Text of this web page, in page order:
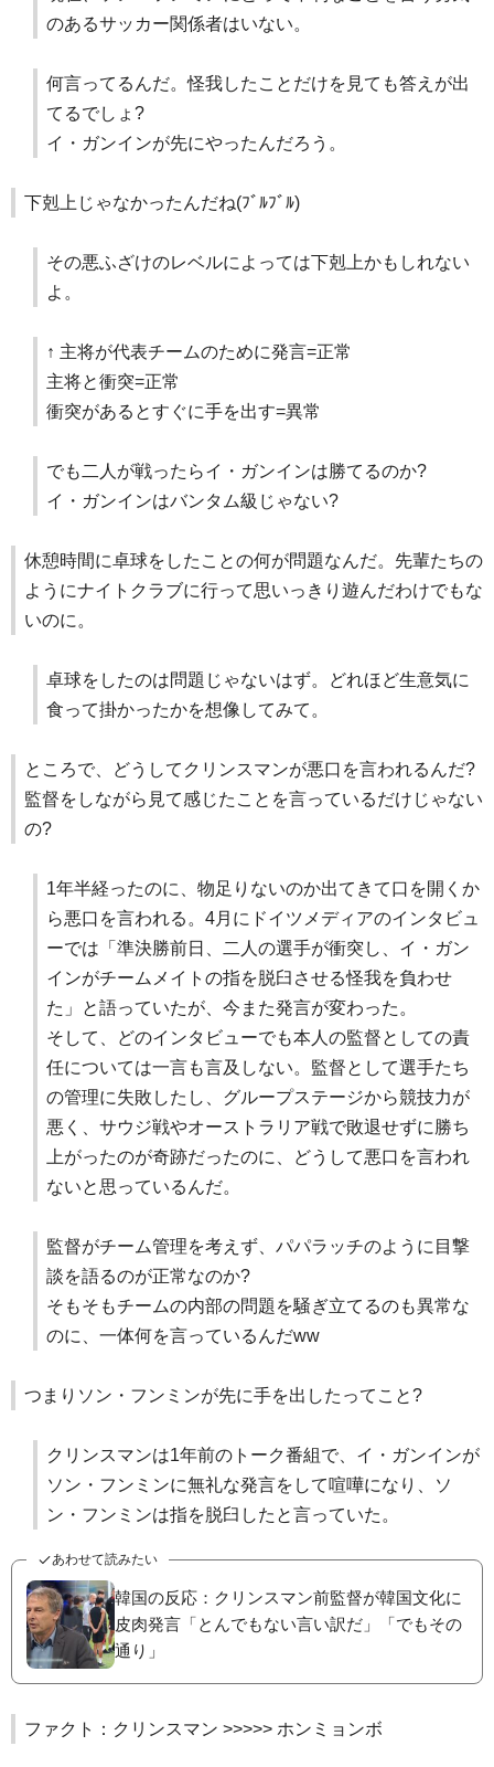
のあるサッカー関係者はいない。
何言ってるんだ。怪我したことだけを見ても答えが出
てるでしょ?
イ・ガンインが先にやったんだろう。
下剋上じゃなかったんだね(ﾌﾞﾙﾌﾞﾙ)
その悪ふざけのレベルによっては下剋上かもしれない
よ。
↑ 主将が代表チームのために発言=正常
主将と衝突=正常
衝突があるとすぐに手を出す=異常
でも二人が戦ったらイ・ガンインは勝てるのか?
イ・ガンインはバンタム級じゃない?
休憩時間に卓球をしたことの何が問題なんだ。先輩たちの
ようにナイトクラブに行って思いっきり遊んだわけでもな
いのに。
卓球をしたのは問題じゃないはず。どれほど生意気に
食って掛かったかを想像してみて。
ところで、どうしてクリンスマンが悪口を言われるんだ?
監督をしながら見て感じたことを言っているだけじゃない
の?
1年半経ったのに、物足りないのか出てきて口を開くか
ら悪口を言われる。4月にドイツメディアのインタビュ
ーでは「準決勝前日、二人の選手が衝突し、イ・ガン
インがチームメイトの指を脱臼させる怪我を負わせ
た」と語っていたが、今また発言が変わった。
そして、どのインタビューでも本人の監督としての責
任については一言も言及しない。監督として選手たち
の管理に失敗したし、グループステージから競技力が
悪く、サウジ戦やオーストラリア戦で敗退せずに勝ち
上がったのが奇跡だったのに、どうして悪口を言われ
ないと思っているんだ。
監督がチーム管理を考えず、パパラッチのように目撃
談を語るのが正常なのか?
そもそもチームの内部の問題を騒ぎ立てるのも異常な
のに、一体何を言っているんだww
つまりソン・フンミンが先に手を出したってこと?
クリンスマンは1年前のトーク番組で、イ・ガンインが
ソン・フンミンに無礼な発言をして喧嘩になり、ソ
ン・フンミンは指を脱臼したと言っていた。
あわせて読みたい
韓国の反応：クリンスマン前監督が韓国文化に
皮肉発言「とんでもない言い訳だ」「でもその
通り」
ファクト：クリンスマン >>>>> ホンミョンボ